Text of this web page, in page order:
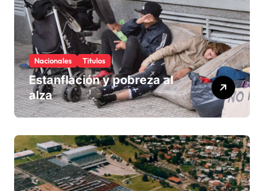
Nacionales Titulos
Estanflación y pobreza al
alza